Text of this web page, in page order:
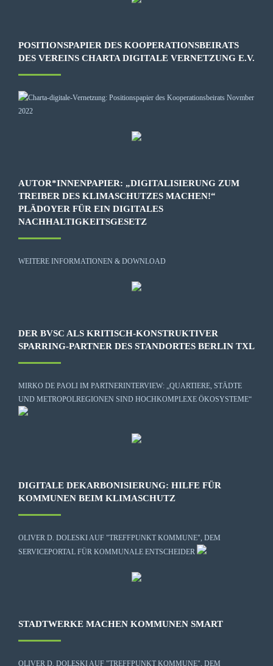
POSITIONSPAPIER DES KOOPERATIONSBEIRATS
DES VEREINS CHARTA DIGITALE VERNETZUNG E.V.
AUTOR*INNENPAPIER: „DIGITALISIERUNG ZUM
TREIBER DES KLIMASCHUTZES MACHEN!“
PLÄDOYER FÜR EIN DIGITALES
NACHHALTIGKEITSGESETZ
WEITERE INFORMATIONEN & DOWNLOAD
DER BVSC ALS KRITISCH-KONSTRUKTIVER
SPARRING-PARTNER DES STANDORTES BERLIN TXL
MIRKO DE PAOLI IM PARTNERINTERVIEW: „QUARTIERE, STÄDTE
UND METROPOLREGIONEN SIND HOCHKOMPLEXE ÖKOSYSTEME“
DIGITALE DEKARBONISIERUNG: HILFE FÜR
KOMMUNEN BEIM KLIMASCHUTZ
OLIVER D. DOLESKI AUF "TREFFPUNKT KOMMUNE", DEM
SERVICEPORTAL FÜR KOMMUNALE ENTSCHEIDER
STADTWERKE MACHEN KOMMUNEN SMART
OLIVER D. DOLESKI AUF "TREFFPUNKT KOMMUNE", DEM